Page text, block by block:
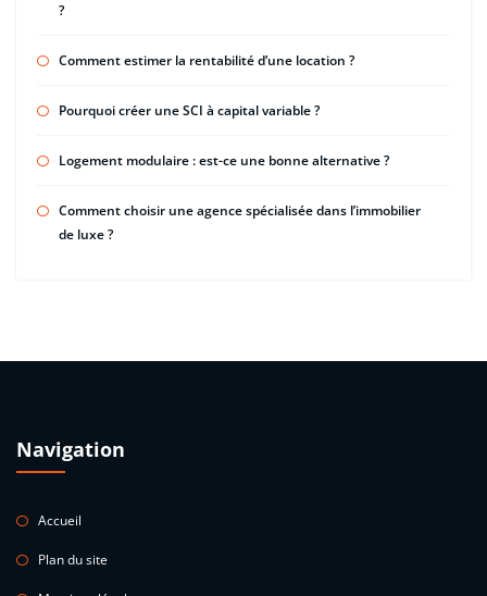
?
Comment estimer la rentabilité d’une location ?
Pourquoi créer une SCI à capital variable ?
Logement modulaire : est-ce une bonne alternative ?
Comment choisir une agence spécialisée dans l’immobilier
de luxe ?
Navigation
Accueil
Plan du site